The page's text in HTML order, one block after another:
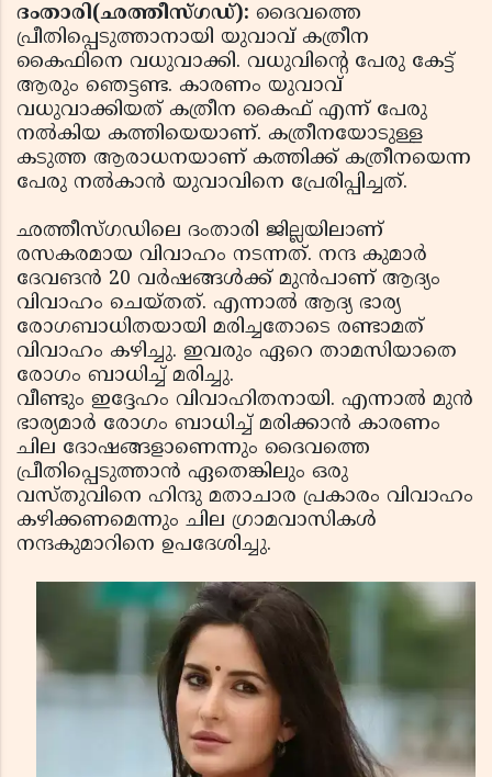
ദംതാരി(ഛത്തീസ്ഗഡ്): ദൈവത്തെ
പ്രീതിപ്പെടുത്താനായി യുവാവ് കത്രീന
കൈഫിനെ വധുവാക്കി. വധുവിന്റെ പേരു കേട്ട്
ആരും ഞെട്ടണ്ട. കാരണം യുവാവ്
വധുവാക്കിയത് കത്രീന കൈഫ് എന്ന് പേരു
നല്‍കിയ കത്തിയെയാണ്. കത്രീനയോടുള്ള
കടുത്ത ആരാധനയാണ് കത്തിക്ക് കത്രീനയെന്ന
പേരു നല്‍കാന്‍ യുവാവിനെ പ്രേരിപ്പിച്ചത്.
ഛത്തീസ്ഗഡിലെ ദംതാരി ജില്ലയിലാണ്
രസകരമായ വിവാഹം നടന്നത്. നന്ദ കുമാര്‍
ദേവങന്‍ 20 വര്‍ഷങ്ങള്‍ക്ക് മുന്‍പാണ് ആദ്യം
വിവാഹം ചെയ്തത്. എന്നാല്‍ ആദ്യ ഭാര്യ
രോഗബാധിതയായി മരിച്ചതോടെ രണ്ടാമത്
വിവാഹം കഴിച്ചു. ഇവരും ഏറെ താമസിയാതെ
രോഗം ബാധിച്ച് മരിച്ചു.
വീണ്ടും ഇദ്ദേഹം വിവാഹിതനായി. എന്നാല്‍ മുന്‍
ഭാര്യമാര്‍ രോഗം ബാധിച്ച് മരിക്കാന്‍ കാരണം
ചില ദോഷങ്ങളാണെന്നും ദൈവത്തെ
പ്രീതിപ്പെടുത്താന്‍ ഏതെങ്കിലും ഒരു
വസ്തുവിനെ ഹിന്ദു മതാചാര പ്രകാരം വിവാഹം
കഴിക്കണമെന്നും ചില ഗ്രാമവാസികള്‍
നന്ദകുമാറിനെ ഉപദേശിച്ചു.